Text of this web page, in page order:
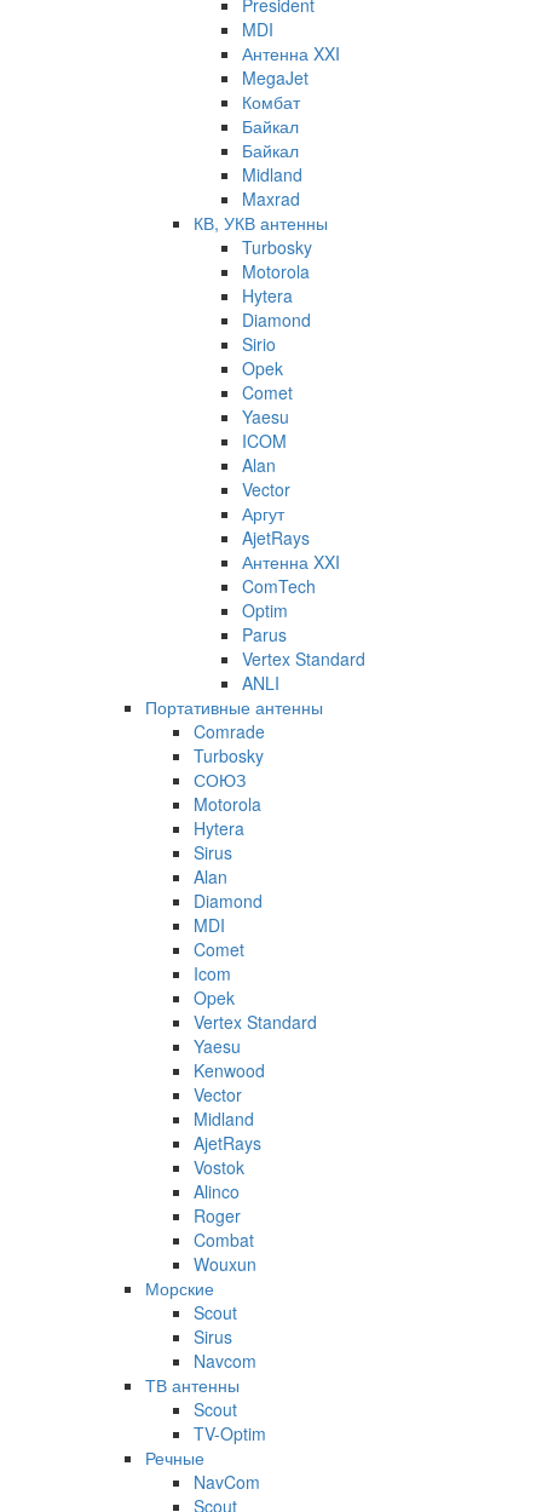
MDI
Антенна XXI
MegaJet
Комбат
Байкал
Байкал
Midland
Maxrad
КВ, УКВ антенны
Turbosky
Motorola
Hytera
Diamond
Sirio
Opek
Comet
Yaesu
ICOM
Alan
Vector
Аргут
AjetRays
Антенна XXI
ComTech
Optim
Parus
Vertex Standard
ANLI
Портативные антенны
Comrade
Turbosky
СОЮЗ
Motorola
Hytera
Sirus
Alan
Diamond
MDI
Comet
Icom
Opek
Vertex Standard
Yaesu
Kenwood
Vector
Midland
AjetRays
Vostok
Alinco
Roger
Combat
Wouxun
Морские
Scout
Sirus
Navcom
ТВ антенны
Scout
TV-Optim
Речные
NavCom
Scout